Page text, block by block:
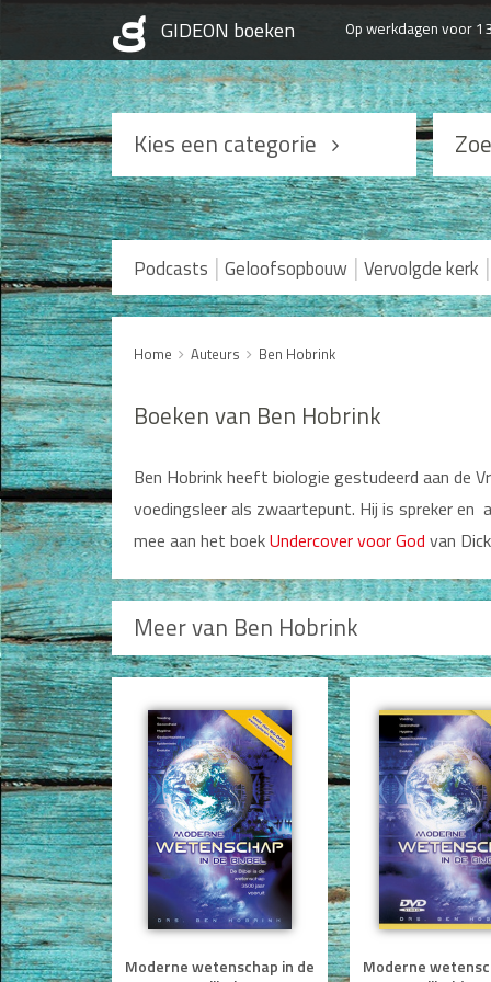
Op werkdagen voor
Kies een categorie
Podcasts
Geloofsopbouw
Praktisch Christen zijn
Seksualiteit
Jongerenboeken
Kinderboeken
Cadeauboeken
Gideonietjes
Dagboeken
Gebed
Bijbel en Wetenschap
Alphacursus
Vervolgde kerk
Podcasts | Geloofsopbouw | Vervolgde kerk |
Home Auteurs Ben Hobrink
Boeken van Ben Hobrink
Ben Hobrink heeft biologie gestudeerd aan de
voedingsleer als zwaartepunt. Hij is spreker en
mee aan het boekUndercover voor God van
Meer van Ben Hobrink
Moderne wetenschap in de
Moderne